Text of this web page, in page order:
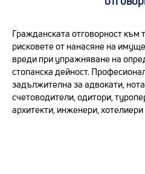
Гражданската отговорност към
рисковете от нанасяне на
вреди при упражняване на
стопанска дейност.
задължителна за адвокати,
счетоводители, одитори,
архитекти, инженери,